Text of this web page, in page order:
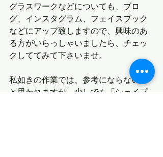
グラスワークなどについても、ブロ
グ、インスタグラム、フェイスブック
などにアップ致しますので、興味のあ
る方がいらっしゃいましたら、チェッ
クしててみて下さいませ。
私如きの作業では、参考にならないか
と思われますが、少しでも「シェイプ